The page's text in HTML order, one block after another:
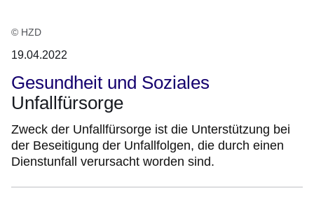
© HZD
19.04.2022
Gesundheit und Soziales
Unfallfürsorge
Zweck der Unfallfürsorge ist die Unterstützung bei
der Beseitigung der Unfallfolgen, die durch einen
Dienstunfall verursacht worden sind.